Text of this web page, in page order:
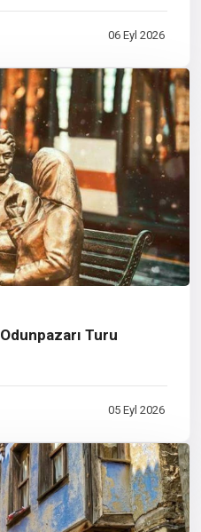
06 Eyl 2026
Turu
05 Eyl 2026